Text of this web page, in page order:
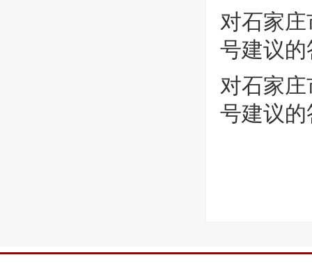
对石家
号建议的
对石家
号建议的